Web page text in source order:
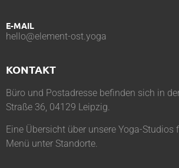
E-MAIL
hello@element-ost.yoga
KONTAKT
Büro und Postadresse befinden sich in
Straße 36, 04129 Leipzig.
Eine Übersicht über unsere Yoga-Studios
Menü unter Standorte.